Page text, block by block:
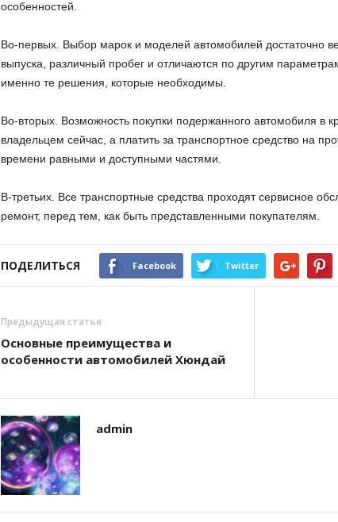
особенностей.
Во-первых. Выбор марок и моделей автомобилей достаточно
выпуска, различный пробег и отличаются по другим
именно те решения, которые необходимы.
Во-вторых. Возможность покупки подержанного автомобиля в
владельцем сейчас, а платить за транспортное средство на
времени равными и доступными частями.
В-третьих. Все транспортные средства проходят сервисное
ремонт, перед тем, как быть представленными покупателям.
ПОДЕЛИТЬСЯ Facebook Twitter
Предыдущая статья
Основные преимущества и
особенности автомобилей Хюндай
admin